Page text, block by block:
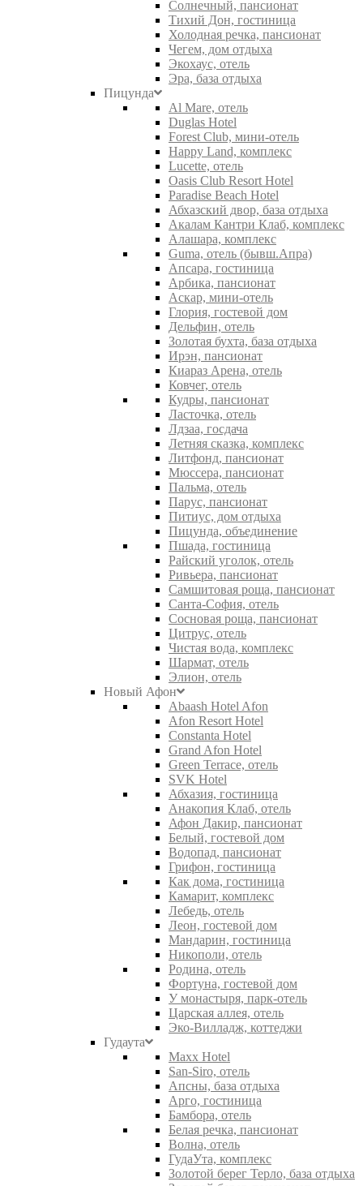
Солнечный, пансионат
Тихий Дон, гостиница
Холодная речка, пансионат
Чегем, дом отдыха
Экохаус, отель
Эра, база отдыха
Пицунда
Al Mare, отель
Duglas Hotel
Forest Club, мини-отель
Happy Land, комплекс
Lucette, отель
Oasis Club Resort Hotel
Paradise Beach Hotel
Абхазский двор, база отдыха
Акалам Кантри Клаб, комплекс
Алашара, комплекс
Guma, отель (бывш.Апра)
Апсара, гостиница
Арбика, пансионат
Аскар, мини-отель
Глория, гостевой дом
Дельфин, отель
Золотая бухта, база отдыха
Ирэн, пансионат
Киараз Арена, отель
Ковчег, отель
Кудры, пансионат
Ласточка, отель
Лдзаа, госдача
Летняя сказка, комплекс
Литфонд, пансионат
Мюссера, пансионат
Пальма, отель
Парус, пансионат
Питиус, дом отдыха
Пицунда, объединение
Пшада, гостиница
Райский уголок, отель
Ривьера, пансионат
Самшитовая роща, пансионат
Санта-София, отель
Сосновая роща, пансионат
Цитрус, отель
Чистая вода, комплекс
Шармат, отель
Элион, отель
Новый Афон
Abaash Hotel Afon
Afon Resort Hotel
Constanta Hotel
Grand Afon Hotel
Green Terrace, отель
SVK Hotel
Абхазия, гостиница
Анакопия Клаб, отель
Афон Дакир, пансионат
Белый, гостевой дом
Водопад, пансионат
Грифон, гостиница
Как дома, гостиница
Камарит, комплекс
Лебедь, отель
Леон, гостевой дом
Мандарин, гостиница
Никополи, отель
Родина, отель
Фортуна, гостевой дом
У монастыря, парк-отель
Царская аллея, отель
Эко-Вилладж, коттеджи
Гудаута
Maxx Hotel
San-Siro, отель
Апсны, база отдыха
Арго, гостиница
Бамбора, отель
Белая речка, пансионат
Волна, отель
ГудаУта, комплекс
Золотой берег Терло, база отдыха